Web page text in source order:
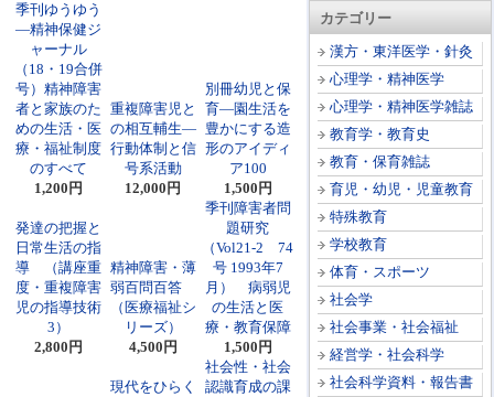
カテゴリー
漢方・東洋医学・針灸
心理学・精神医学
心理学・精神医学雑誌
教育学・教育史
教育・保育雑誌
育児・幼児・児童教育
特殊教育
学校教育
体育・スポーツ
社会学
社会事業・社会福祉
経営学・社会科学
社会科学資料・報告書
季刊ゆうゆう
―精神保健ジ
ャーナル
（18・19合併
号）精神障害
者と家族のた
めの生活・医
療・福祉制度
のすべて
1,200円
重複障害児と
の相互輔生―
行動体制と信
号系活動
12,000円
別冊幼児と保
育―園生活を
豊かにする造
形のアイディ
ア100
1,500円
発達の把握と
日常生活の指
導 （講座重
度・重複障害
児の指導技術
3）
2,800円
精神障害・薄
弱百問百答
（医療福祉シ
リーズ）
4,500円
季刊障害者問
題研究
（Vol21-2 74
号 1993年7
月） 病弱児
の生活と医
療・教育保障
1,500円
現代をひらく
社会性・社会
認識育成の課